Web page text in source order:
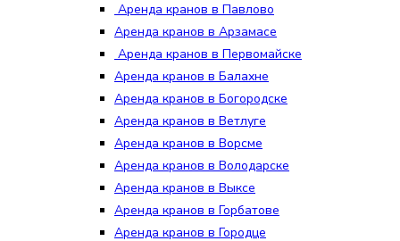
Аренда кранов в Павлово
Аренда кранов в Арзамасе
Аренда кранов в Первомайске
Аренда кранов в Балахне
Аренда кранов в Богородске
Аренда кранов в Ветлуге
Аренда кранов в Ворсме
Аренда кранов в Володарске
Аренда кранов в Выксе
Аренда кранов в Горбатове
Аренда кранов в Городце